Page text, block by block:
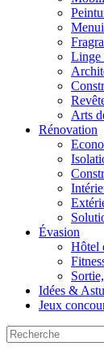
Linge
Arts
Rénovation
Évasion
Hôtel
Idées &
Jeux